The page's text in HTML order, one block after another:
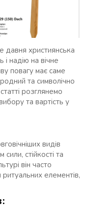
давня християнська
і надію на вічне
повагу має саме
та символічно
розглянемо
та вартість у
видів
стійкості та
він часто
елементів,